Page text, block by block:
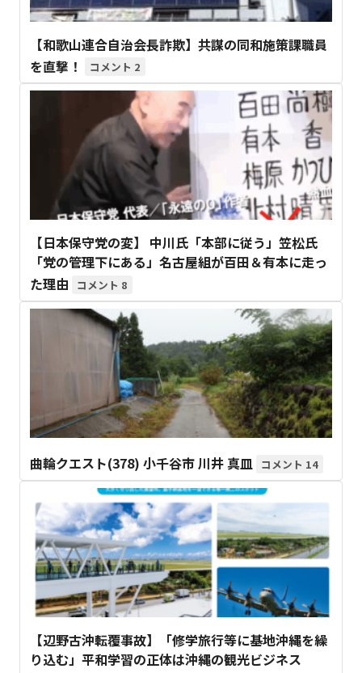
【和歌山連合自治会長詐欺】共謀の同和施策課職員
を直撃！
2
【日本保守党の変】 中川氏「本部に従う」笠松氏
「党の管理下にある」名古屋組が百田＆有本に走っ
た理由
8
曲輪クエスト(378) 小千谷市 川井 真皿 14
【辺野古沖転覆事故】「修学旅行等に基地沖縄を繰
り込む」平和学習の正体は沖縄の観光ビジネス